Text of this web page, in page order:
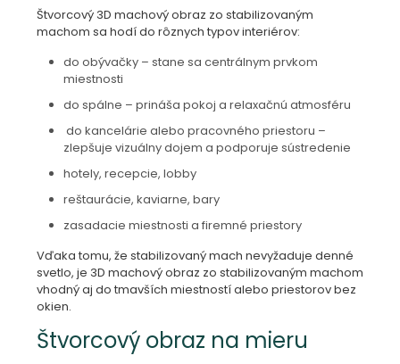
Štvorcový 3D machový obraz zo stabilizovaným
machom sa hodí do rôznych typov interiérov:
do obývačky – stane sa centrálnym prvkom
miestnosti
do spálne – prináša pokoj a relaxačnú atmosféru
do kancelárie alebo pracovného priestoru –
zlepšuje vizuálny dojem a podporuje sústredenie
hotely, recepcie, lobby
reštaurácie, kaviarne, bary
zasadacie miestnosti a firemné priestory
Vďaka tomu, že stabilizovaný mach nevyžaduje denné
svetlo, je 3D machový obraz zo stabilizovaným machom
vhodný aj do tmavších miestností alebo priestorov bez
okien.
Štvorcový obraz na mieru